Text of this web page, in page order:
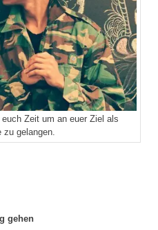
Zeit um an euer Ziel als
zu gelangen.
gehen